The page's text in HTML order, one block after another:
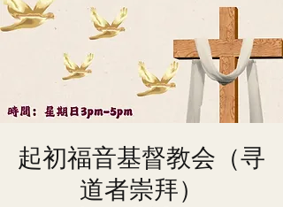
起初福音基督教会（寻
道者崇拜）